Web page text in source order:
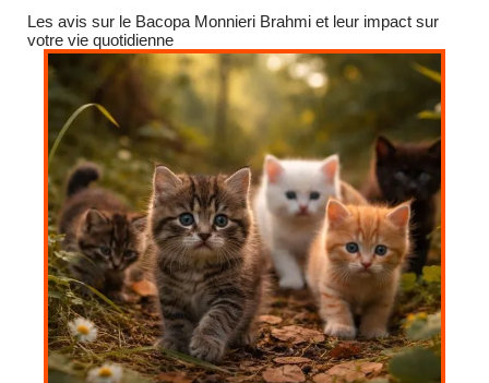
Les avis sur le Bacopa Monnieri Brahmi et leur impact sur
votre vie quotidienne